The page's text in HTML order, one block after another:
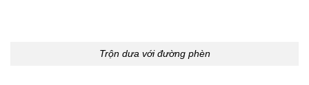
Trộn dưa với đường phèn